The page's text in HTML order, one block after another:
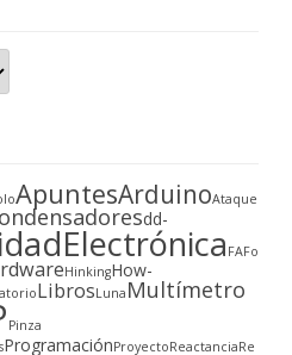
ApuntesArduinoAtaque
dd-
Electrónica FAFo
HinkingHow-
LibrosLuna Multímetro
Pinza
ProgramaciónProyectoReactanciaRe